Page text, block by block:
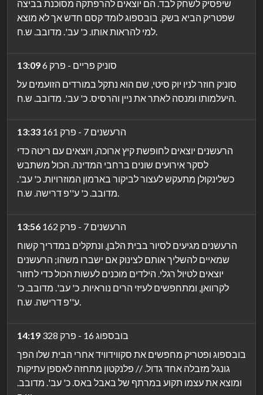
שיפסיק לשחק לבד. הם יוצאים להרפתקה מסוכנת בביצה
שפטריק הביא בשק. בובספוג לומד קסם חדש אך לא מוצא
למי להראות אותו. כ' עב'. מדובב. ש.ח.
13:09
סוניק פריים - פרק 6
סוניק חוזר לניו יוק סיטי, שם הוא נתקל במורדים הזועמים על
היעלמותו ומנסה לאתר את ניין והרסיס. כ' עב'. מדובב. ש.ח.
13:33
הרעשנים 7 - פרק 161
הרעשנים יוצאים לחופשת קיץ ארוכה, ויוצאים עם ריטה כדי
לסקר אירועים שונים ברחבי המדינה. הכול משתבש
כשלינקולן מתעקש לעצור לביקור בארמון המוזרויות. כ' עב'.
מדובב. כ' ע''פ דרישה. ש.ח.
13:56
הרעשנים 7 - פרק 162
הרעשנים מגיעים לסיור בבית הלבן, ונתקלים במדריך קשוח
שמאיים להשליך אותם לצינוק אם ישברו משהו; הרעשנים
יוצאים לטיול רגלי. הילדים מוכנים לעשות הכול כדי לחזור
לקרוואן, ומתחפשים לעיזי הרים נוראיות. כ' עב'. מדובב. כ'
ע''פ דרישה. ש.ח.
14:19
בובספוג 16 - פרק 328
בובספוג ופטריק מחפשים את סקווידוויד אחרי הבית שלו הפך
גונגל מזבלה אחד גדול. // פלנקטון מתחזה לאספן עתיקות
ומוצא את עצמו תקוע במרתף של באבל באס. כ' עב'. מדובב.